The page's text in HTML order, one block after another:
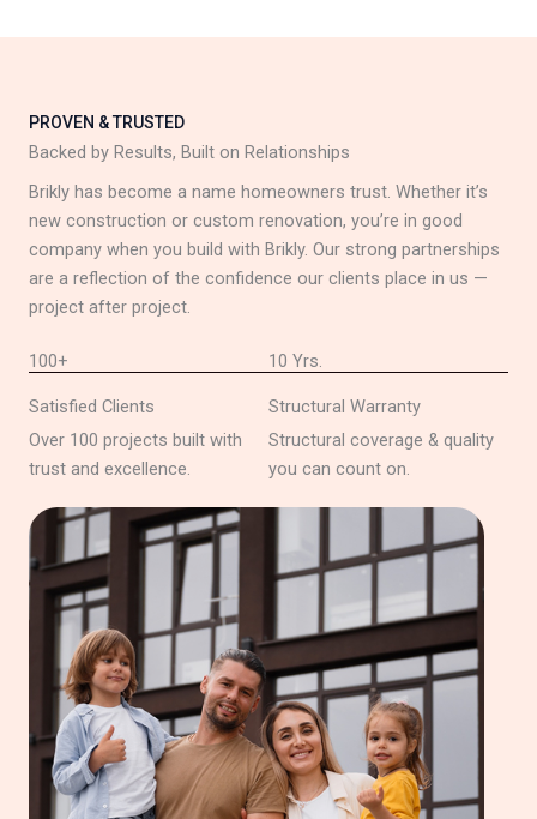
PROVEN & TRUSTED
Backed by Results, Built on Relationships
Brikly has become a name homeowners trust. Whether it’s
new construction or custom renovation, you’re in good
company when you build with Brikly. Our strong partnerships
are a reflection of the confidence our clients place in us —
project after project.
100+
Satisfied Clients
Over 100 projects built with
trust and excellence.
10 Yrs.
Structural Warranty
Structural coverage & quality
you can count on.